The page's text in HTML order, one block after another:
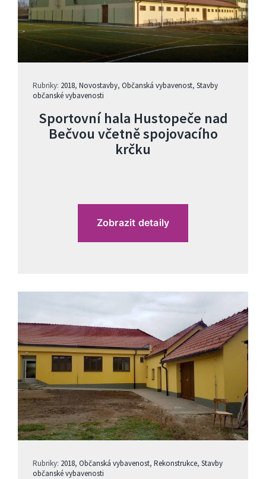
Rubriky: 2018, Novostavby, Občanská vybavenost, Stavby
občanské vybavenosti
Sportovní hala Hustopeče nad
Bečvou včetně spojovacího
krčku
Zobrazit detaily
Rubriky: 2018, Občanská vybavenost, Rekonstrukce, Stavby
občanské vybavenosti